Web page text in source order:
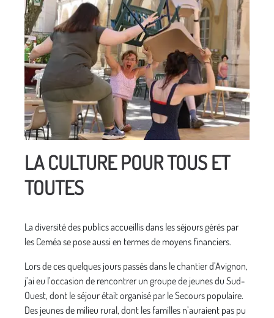
LA CULTURE POUR TOUS ET
TOUTES
La diversité des publics accueillis dans les séjours gérés par
les Ceméa se pose aussi en termes de moyens financiers.
Lors de ces quelques jours passés dans le chantier d’Avignon,
j’ai eu l’occasion de rencontrer un groupe de jeunes du Sud-
Ouest, dont le séjour était organisé par le Secours populaire.
Des jeunes de milieu rural, dont les familles n’auraient pas pu